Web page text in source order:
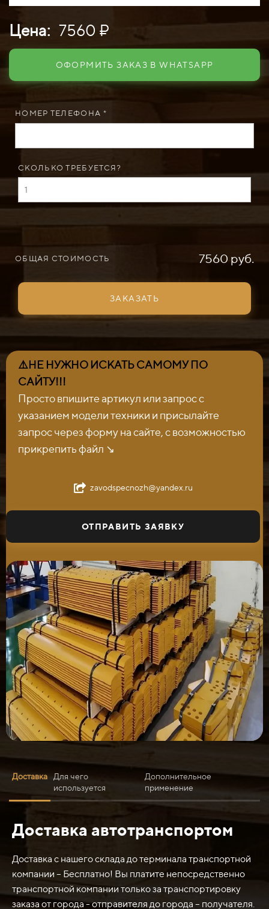
Цена: 7560 ₽
ОФОРМИТЬ ЗАКАЗ В WHATSAPP
НОМЕР ТЕЛЕФОНА *
СКОЛЬКО ТРЕБУЕТСЯ?
ОБЩАЯ СТОИМОСТЬ 7560 руб.
ЗАКАЗАТЬ
⚠️НЕ НУЖНО ИСКАТЬ САМОМУ ПО
САЙТУ!!!
Просто впишите артикул или запрос с
указанием модели техники и присылайте
запрос через форму на сайте, с возможностью
прикрепить файл ↘️
zavodspecnozh@yandex.ru
ОТПРАВИТЬ ЗАЯВКУ
Доставка
Для чего
используется
Дополнительное
применение
Доставка автотранспортом
Доставка с нашего склада до терминала транспортной
компании – Бесплатно! Вы платите непосредственно
транспортной компании только за транспортировку
заказа от города - отправителя до города – получателя.
Нож средний 2130х150х20 из стали 65Г используется
для различных целей, включая:
1. Резка и расчистка различных материалов, таких как
дерево, пластик, кожа и т.д.
2. Изготовление инструментов и приспособлений,